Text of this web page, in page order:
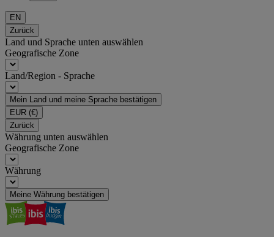
EN
Zurück
Land und Sprache unten auswählen
Geografische Zone
Land/Region - Sprache
Mein Land und meine Sprache bestätigen
EUR (€)
Zurück
Währung unten auswählen
Geografische Zone
Währung
Meine Währung bestätigen